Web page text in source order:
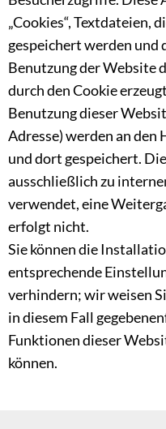
„Cookies“, Textdateien,
gespeichert werden und
Benutzung der Website
durch den Cookie
Benutzung dieser
Adresse) werden an
und dort gespeichert.
ausschließlich zu
verwendet, eine
erfolgt nicht.
Sie können die
entsprechende
verhindern; wir weisen
in diesem Fall
Funktionen dieser
können.